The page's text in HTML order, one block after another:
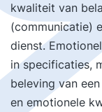
kwaliteit van
(communicatie)
dienst.
in specificaties,
beleving van
en emotionele